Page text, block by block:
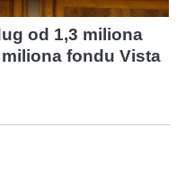
od 1,3 miliona
fondu Vista